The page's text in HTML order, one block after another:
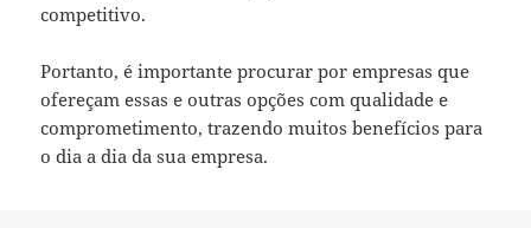
competitivo.
Portanto, é importante procurar por empresas que
ofereçam essas e outras opções com qualidade e
comprometimento, trazendo muitos benefícios para
o dia a dia da sua empresa.